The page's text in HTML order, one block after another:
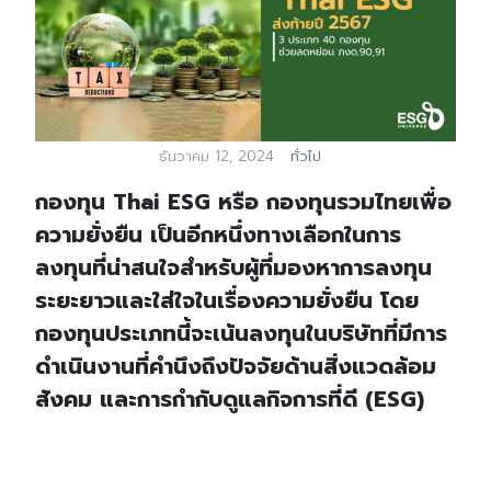
ธันวาคม 12, 2024 ทั่วไป
กองทุน Thai ESG หรือ กองทุนรวมไทยเพื่อ
ความยั่งยืน เป็นอีกหนึ่งทางเลือกในการ
ลงทุนที่น่าสนใจสำหรับผู้ที่มองหาการลงทุน
ระยะยาวและใส่ใจในเรื่องความยั่งยืน โดย
กองทุนประเภทนี้จะเน้นลงทุนในบริษัทที่มีการ
ดำเนินงานที่คำนึงถึงปัจจัยด้านสิ่งแวดล้อม
สังคม และการกำกับดูแลกิจการที่ดี (ESG)